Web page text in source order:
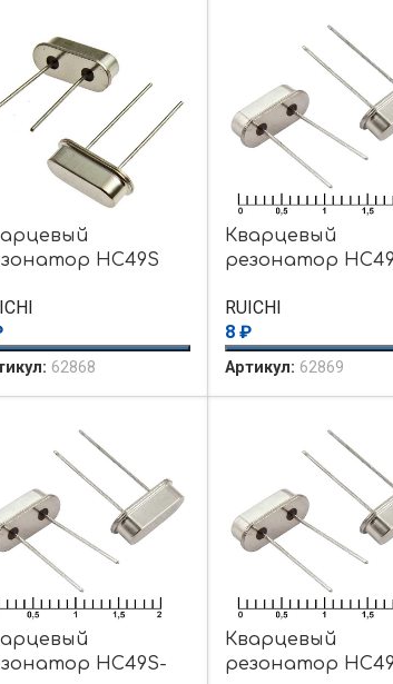
HC49S
62868
Кварцевый
резонатор
RUICHI
8₽
Артикул: 62869
HC49S-
Кварцевый
резонатор